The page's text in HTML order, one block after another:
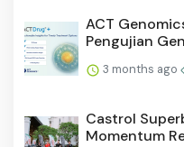
ACT
Pengujian
3 months ago
Castrol
Momentum